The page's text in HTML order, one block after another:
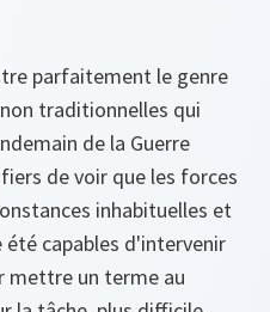
parfaitement le genre
traditionnelles qui
de la Guerre
de voir que les forces
inhabituelles et
capables d'intervenir
mettre un terme au